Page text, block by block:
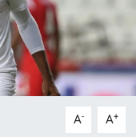
A- A+